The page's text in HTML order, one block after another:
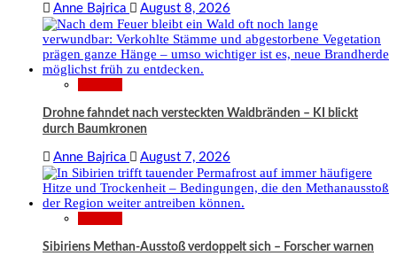
Anne Bajrica August 8, 2026
Drohne fahndet nach versteckten Waldbränden – KI blickt
durch Baumkronen
Anne Bajrica August 7, 2026
Sibiriens Methan-Ausstoß verdoppelt sich – Forscher warnen